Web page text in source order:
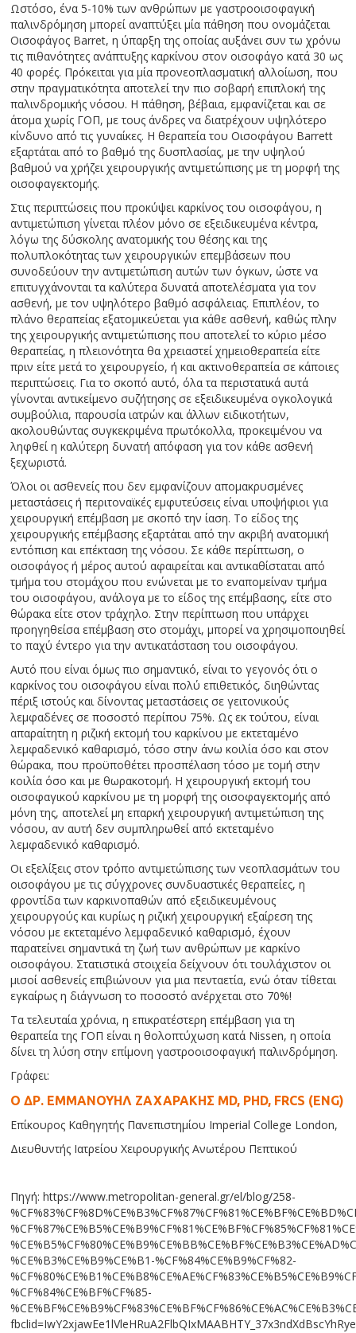
Ωστόσο, ένα 5-10% των ανθρώπων με γαστροοισοφαγική
παλινδρόμηση μπορεί αναπτύξει μία πάθηση που ονομάζεται
Οισοφάγος Barret, η ύπαρξη της οποίας αυξάνει συν τω χρόνω
τις πιθανότητες ανάπτυξης καρκίνου στον οισοφάγο κατά 30 ως
40 φορές. Πρόκειται για μία προνεοπλασματική αλλοίωση, που
στην πραγματικότητα αποτελεί την πιο σοβαρή επιπλοκή της
παλινδρομικής νόσου. Η πάθηση, βέβαια, εμφανίζεται και σε
άτομα χωρίς ΓΟΠ, με τους άνδρες να διατρέχουν υψηλότερο
κίνδυνο από τις γυναίκες. Η θεραπεία του Οισοφάγου Barrett
εξαρτάται από το βαθμό της δυσπλασίας, με την υψηλού
βαθμού να χρήζει χειρουργικής αντιμετώπισης με τη μορφή της
οισοφαγεκτομής.
Στις περιπτώσεις που προκύψει καρκίνος του οισοφάγου, η
αντιμετώπιση γίνεται πλέον μόνο σε εξειδικευμένα κέντρα,
λόγω της δύσκολης ανατομικής του θέσης και της
πολυπλοκότητας των χειρουργικών επεμβάσεων που
συνοδεύουν την αντιμετώπιση αυτών των όγκων, ώστε να
επιτυγχάνονται τα καλύτερα δυνατά αποτελέσματα για τον
ασθενή, με τον υψηλότερο βαθμό ασφάλειας. Επιπλέον, το
πλάνο θεραπείας εξατομικεύεται για κάθε ασθενή, καθώς πλην
της χειρουργικής αντιμετώπισης που αποτελεί το κύριο μέσο
θεραπείας, η πλειονότητα θα χρειαστεί χημειοθεραπεία είτε
πριν είτε μετά το χειρουργείο, ή και ακτινοθεραπεία σε κάποιες
περιπτώσεις. Για το σκοπό αυτό, όλα τα περιστατικά αυτά
γίνονται αντικείμενο συζήτησης σε εξειδικευμένα ογκολογικά
συμβούλια, παρουσία ιατρών και άλλων ειδικοτήτων,
ακολουθώντας συγκεκριμένα πρωτόκολλα, προκειμένου να
ληφθεί η καλύτερη δυνατή απόφαση για τον κάθε ασθενή
ξεχωριστά.
Όλοι οι ασθενείς που δεν εμφανίζουν απομακρυσμένες
μεταστάσεις ή περιτοναϊκές εμφυτεύσεις είναι υποψήφιοι για
χειρουργική επέμβαση με σκοπό την ίαση. Το είδος της
χειρουργικής επέμβασης εξαρτάται από την ακριβή ανατομική
εντόπιση και επέκταση της νόσου. Σε κάθε περίπτωση, ο
οισοφάγος ή μέρος αυτού αφαιρείται και αντικαθίσταται από
τμήμα του στομάχου που ενώνεται με το εναπομείναν τμήμα
του οισοφάγου, ανάλογα με το είδος της επέμβασης, είτε στο
θώρακα είτε στον τράχηλο. Στην περίπτωση που υπάρχει
προηγηθείσα επέμβαση στο στομάχι, μπορεί να χρησιμοποιηθεί
το παχύ έντερο για την αντικατάσταση του οισοφάγου.
Αυτό που είναι όμως πιο σημαντικό, είναι το γεγονός ότι ο
καρκίνος του οισοφάγου είναι πολύ επιθετικός, διηθώντας
πέριξ ιστούς και δίνοντας μεταστάσεις σε γειτονικούς
λεμφαδένες σε ποσοστό περίπου 75%. Ως εκ τούτου, είναι
απαραίτητη η ριζική εκτομή του καρκίνου με εκτεταμένο
λεμφαδενικό καθαρισμό, τόσο στην άνω κοιλία όσο και στον
θώρακα, που προϋποθέτει προσπέλαση τόσο με τομή στην
κοιλία όσο και με θωρακοτομή. Η χειρουργική εκτομή του
οισοφαγικού καρκίνου με τη μορφή της οισοφαγεκτομής από
μόνη της, αποτελεί μη επαρκή χειρουργική αντιμετώπιση της
νόσου, αν αυτή δεν συμπληρωθεί από εκτεταμένο
λεμφαδενικό καθαρισμό.
Οι εξελίξεις στον τρόπο αντιμετώπισης των νεοπλασμάτων του
οισοφάγου με τις σύγχρονες συνδυαστικές θεραπείες, η
φροντίδα των καρκινοπαθών από εξειδικευμένους
χειρουργούς και κυρίως η ριζική χειρουργική εξαίρεση της
νόσου με εκτεταμένο λεμφαδενικό καθαρισμό, έχουν
παρατείνει σημαντικά τη ζωή των ανθρώπων με καρκίνο
οισοφάγου. Στατιστικά στοιχεία δείχνουν ότι τουλάχιστον οι
μισοί ασθενείς επιβιώνουν για μια πενταετία, ενώ όταν τίθεται
εγκαίρως η διάγνωση το ποσοστό ανέρχεται στο 70%!
Τα τελευταία χρόνια, η επικρατέστερη επέμβαση για τη
θεραπεία της ΓΟΠ είναι η θολοπτύχωση κατά Nissen, η οποία
δίνει τη λύση στην επίμονη γαστροοισοφαγική παλινδρόμηση.
Γράφει:
Ο ΔΡ. ΕΜΜΑΝΟΥΗΛ ΖΑΧΑΡΑΚΗΣ MD, PHD, FRCS (ENG)
Επίκουρος Καθηγητής Πανεπιστημίου Imperial College London,
Διευθυντής Ιατρείου Χειρουργικής Ανωτέρου Πεπτικού
Πηγή: https://www.metropolitan-general.gr/el/blog/258-
%CE%B3%CE%B9%CE%B1-%CF%84%CE%B9%CF%82-
%CF%84%CE%BF%CF%85-